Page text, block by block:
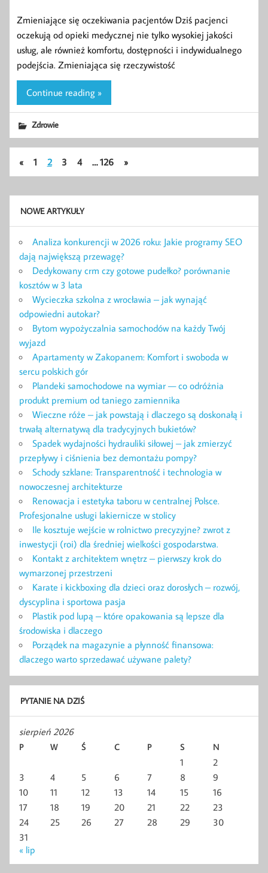
Zmieniające się oczekiwania pacjentów Dziś pacjenci
oczekują od opieki medycznej nie tylko wysokiej jakości
usług, ale również komfortu, dostępności i indywidualnego
podejścia. Zmieniająca się rzeczywistość
Continue reading »
Zdrowie
« 1 2 3 4 … 126 »
NOWE ARTYKUŁY
Analiza konkurencji w 2026 roku: Jakie programy SEO
dają największą przewagę?
Dedykowany crm czy gotowe pudełko? porównanie
kosztów w 3 lata
Wycieczka szkolna z wrocławia – jak wynająć
odpowiedni autokar?
Bytom wypożyczalnia samochodów na każdy Twój
wyjazd
Apartamenty w Zakopanem: Komfort i swoboda w
sercu polskich gór
Plandeki samochodowe na wymiar — co odróżnia
produkt premium od taniego zamiennika
Wieczne róże – jak powstają i dlaczego są doskonałą i
trwałą alternatywą dla tradycyjnych bukietów?
Spadek wydajności hydrauliki siłowej – jak zmierzyć
przepływy i ciśnienia bez demontażu pompy?
Schody szklane: Transparentność i technologia w
nowoczesnej architekturze
Renowacja i estetyka taboru w centralnej Polsce.
Profesjonalne usługi lakiernicze w stolicy
Ile kosztuje wejście w rolnictwo precyzyjne? zwrot z
inwestycji (roi) dla średniej wielkości gospodarstwa.
Kontakt z architektem wnętrz – pierwszy krok do
wymarzonej przestrzeni
Karate i kickboxing dla dzieci oraz dorosłych – rozwój,
dyscyplina i sportowa pasja
Plastik pod lupą – które opakowania są lepsze dla
środowiska i dlaczego
Porządek na magazynie a płynność finansowa:
dlaczego warto sprzedawać używane palety?
PYTANIE NA DZIŚ
sierpień 2026
P W Ś C P S N
1
2
3
4 5 6 7 8
9
10
11 12 13 14 15
16
17
18 19 20 21 22
23
24
25 26 27 28 29
30
31
« lip